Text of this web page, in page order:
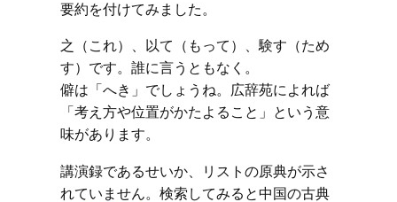
要約を付けてみました。
之（これ）、以て（もって）、験す（ため
す）です。誰に言うともなく。
僻は「へき」でしょうね。広辞苑によれば
「考え方や位置がかたよること」という意
味があります。
講演録であるせいか、リストの原典が示さ
れていません。検索してみると中国の古典